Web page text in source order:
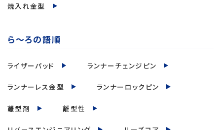
焼入れ金型
ら～ろの語順
ライザーパッド ランナーチェンジピン
ランナーレス金型 ランナーロックピン
離型剤 離型性